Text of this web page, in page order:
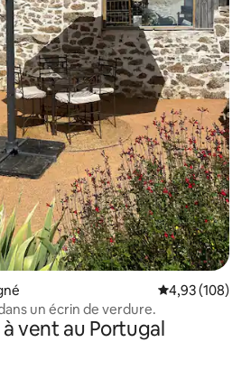
Évaluation
4,93 (108)
un écrin de verdure.
à vent au Portugal